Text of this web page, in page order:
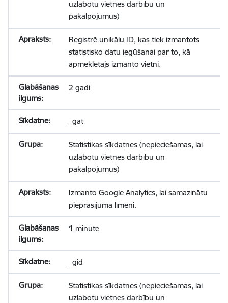
uzlabotu vietnes darbību un
pakalpojumus)
Reģistrē unikālu ID, kas tiek izmantots
statistisko datu iegūšanai par to, kā
apmeklētājs izmanto vietni.
2 gadi
_gat
Statistikas sīkdatnes (nepieciešamas, lai
uzlabotu vietnes darbību un
pakalpojumus)
Izmanto Google Analytics, lai samazinātu
pieprasījuma līmeni.
1 minūte
_gid
Statistikas sīkdatnes (nepieciešamas, lai
uzlabotu vietnes darbību un